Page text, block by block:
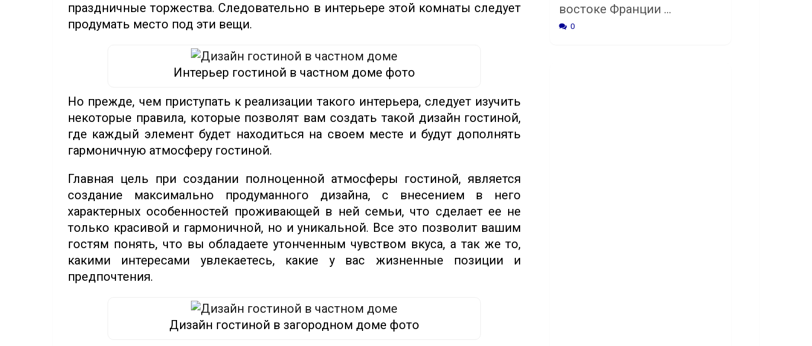
праздничные торжества. Следовательно в интерьере этой комнаты следует
продумать место под эти вещи.
Интерьер гостиной в частном доме фото
Но прежде, чем приступать к реализации такого интерьера, следует изучить
некоторые правила, которые позволят вам создать такой дизайн гостиной,
где каждый элемент будет находиться на своем месте и будут дополнять
гармоничную атмосферу гостиной.
Главная цель при создании полноценной атмосферы гостиной, является
создание максимально продуманного дизайна, с внесением в него
характерных особенностей проживающей в ней семьи, что сделает ее не
только красивой и гармоничной, но и уникальной. Все это позволит вашим
гостям понять, что вы обладаете утонченным чувством вкуса, а так же то,
какими интересами увлекаетесь, какие у вас жизненные позиции и
предпочтения.
Дизайн гостиной в загородном доме фото
востоке Франции …
0